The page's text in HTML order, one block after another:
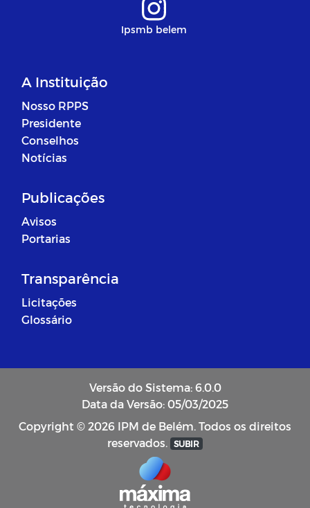
Ipsmb belem
A Instituição
Nosso RPPS
Presidente
Conselhos
Notícias
Publicações
Avisos
Portarias
Transparência
Licitações
Glossário
Versão do Sistema: 6.0.0
Data da Versão: 05/03/2025
Copyright © 2026 IPM de Belém. Todos os direitos
reservados. SUBIR